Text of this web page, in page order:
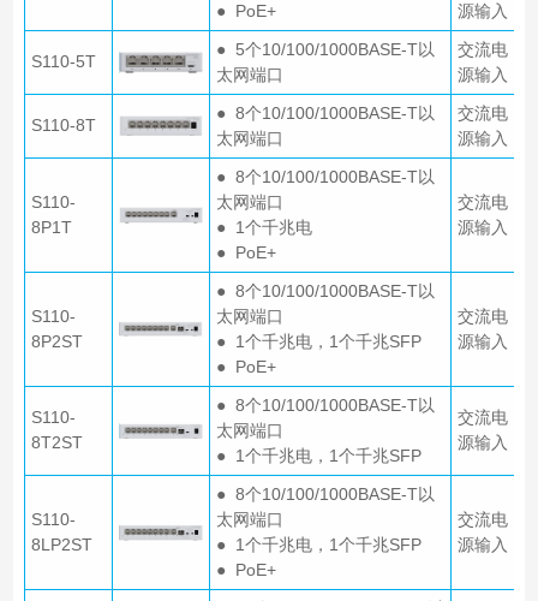
● PoE+
源输入
S110-5T
● 5个10/100/1000BASE-T以
太网端口
交流电
源输入
S110-8T
● 8个10/100/1000BASE-T以
太网端口
交流电
源输入
S110-
8P1T
● 8个10/100/1000BASE-T以
太网端口
● 1个千兆电
● PoE+
交流电
源输入
S110-
8P2ST
● 8个10/100/1000BASE-T以
太网端口
● 1个千兆电，1个千兆SFP
● PoE+
交流电
源输入
S110-
8T2ST
● 8个10/100/1000BASE-T以
太网端口
● 1个千兆电，1个千兆SFP
交流电
源输入
S110-
8LP2ST
● 8个10/100/1000BASE-T以
太网端口
● 1个千兆电，1个千兆SFP
● PoE+
交流电
源输入